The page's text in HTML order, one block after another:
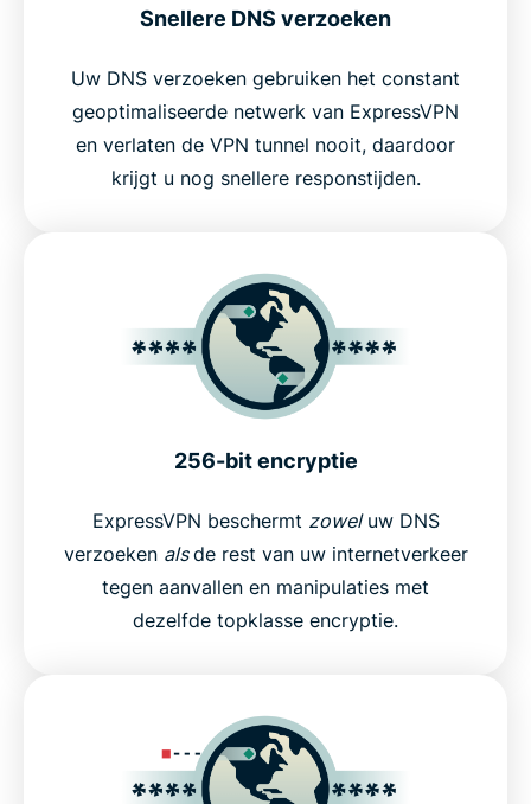
Snellere DNS verzoeken
Uw DNS verzoeken gebruiken het constant
geoptimaliseerde netwerk van ExpressVPN
en verlaten de VPN tunnel nooit, daardoor
krijgt u nog snellere responstijden.
256-bit encryptie
ExpressVPN beschermt zoweluw DNS
verzoeken alsde rest van uw internetverkeer
tegen aanvallen en manipulaties met
dezelfde topklasse encryptie.